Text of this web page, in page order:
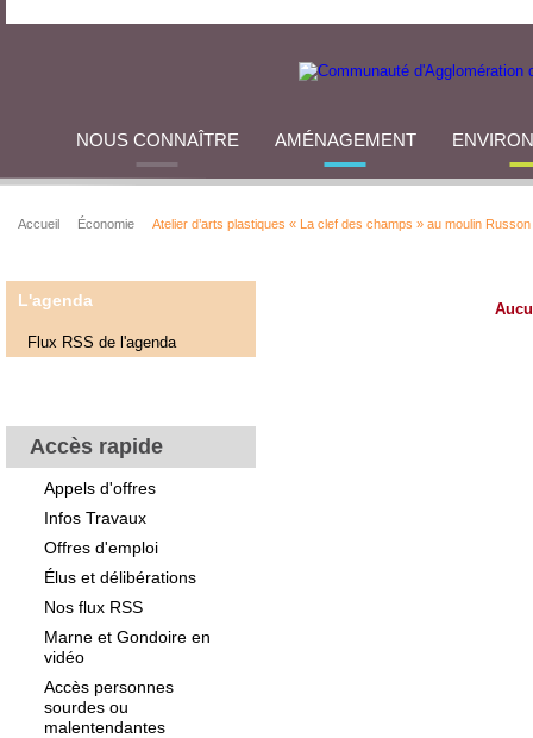
NOUS CONNAÎTRE AMÉNAGEMENT
Accueil Économie Atelier d’arts plastiques « La clef des champs » au moulin Russon
L'agenda
Flux RSS de l'agenda
Accès rapide
Appels d'offres
Infos Travaux
Offres d'emploi
Élus et délibérations
Nos flux RSS
Marne et Gondoire en
vidéo
Accès personnes
sourdes ou
malentendantes